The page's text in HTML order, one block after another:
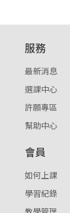
服務
最新消息
選課中心
許願專區
幫助中心
會員
如何上課
學習紀錄